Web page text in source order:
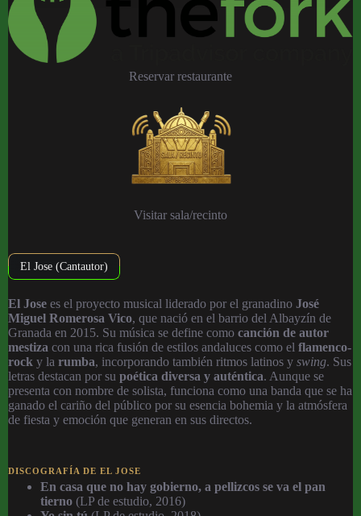
Reservar restaurante
Visitar sala/recinto
El Jose (Cantautor)
El Jose es el proyecto musical liderado por el granadino José
Miguel Romerosa Vico, que nació en el barrio del Albayzín de
Granada en 2015. Su música se define como canción de autor
mestiza con una rica fusión de estilos andaluces como el flamenco-
rock y la rumba, incorporando también ritmos latinos y swing. Sus
letras destacan por su poética diversa y auténtica. Aunque se
presenta con nombre de solista, funciona como una banda que se ha
ganado el cariño del público por su esencia bohemia y la atmósfera
de fiesta y emoción que generan en sus directos.
DISCOGRAFÍA DE EL JOSE
En casa que no hay gobierno, a pellizcos se va el pan
tierno (LP de estudio, 2016)